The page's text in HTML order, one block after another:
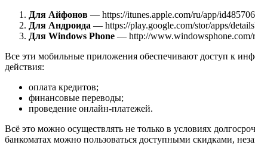
Для Айфонов — https://itunes.apple.com/ru/app/
Для Андроида — https://play.google.com/stor/apps/
Для Windows Phone — http://www.windowsphone.com/
Все эти мобильные приложения обеспечивают доступ к
действия:
оплата кредитов;
финансовые переводы;
проведение онлайн-платежей.
Всё это можно осуществлять не только в условиях
банкоматах можно пользоваться доступными скидками,